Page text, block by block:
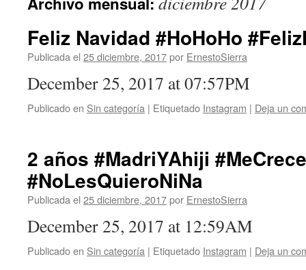
Feliz Navidad #HoHoHo
Publicada el 25 diciembre, 2017por ErnestoSierra
December 25, 2017 at 07:57PM
Publicado en Sin categoría | Etiquetado Instagram | Deja un
2 años #MadriYAhiji
#NoLesQuieroNiNa
Publicada el 25 diciembre, 2017por ErnestoSierra
December 25, 2017 at 12:59AM
Publicado en Sin categoría | Etiquetado Instagram | Deja un